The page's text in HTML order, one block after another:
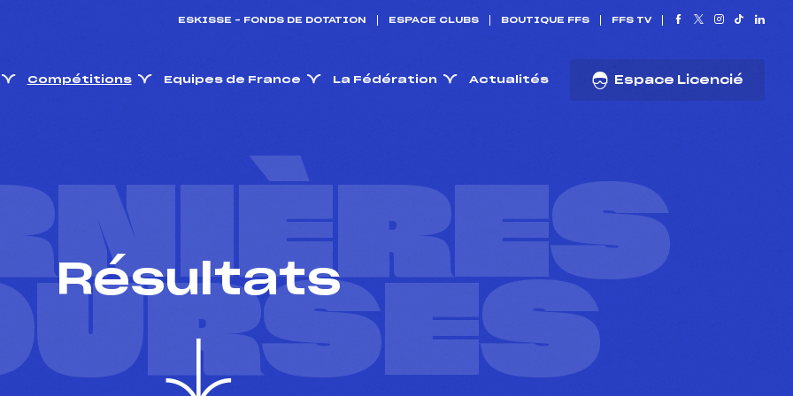
ESKISSE – FONDS DE DOTATION ESPACE CLUBS BOUTIQUE FFS FFS TV
Compétitions Equipes de France La Fédération Actualités Espace Licencié
Résultats